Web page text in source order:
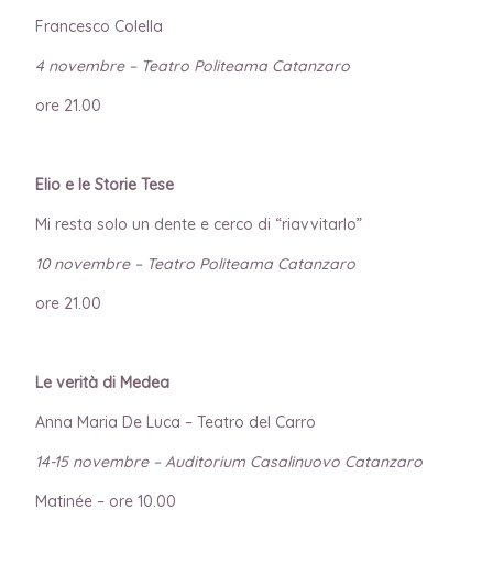
Francesco Colella
4 novembre – Teatro Politeama Catanzaro
ore 21.00
Elio e le Storie Tese
Mi resta solo un dente e cerco di “riavvitarlo”
10 novembre – Teatro Politeama Catanzaro
ore 21.00
Le verità di Medea
Anna Maria De Luca – Teatro del Carro
14-15 novembre – Auditorium Casalinuovo Catanzaro
Matinée – ore 10.00